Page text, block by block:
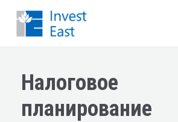
Налоговое
планирование